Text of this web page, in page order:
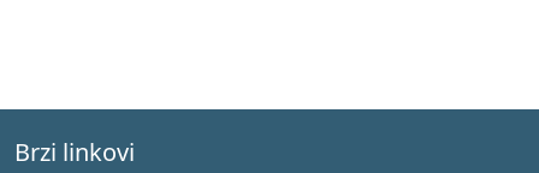
Brzi linkovi